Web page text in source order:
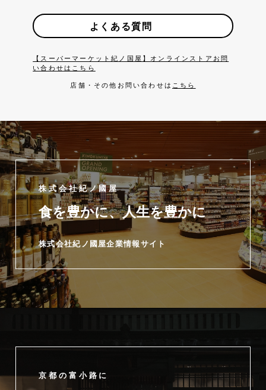
よくある質問
【スーパーマーケット紀ノ国屋】オンラインストアお問
い合わせはこちら
店舗・その他お問い合わせは こちら
株式会社紀ノ國屋
食を豊かに、人生を豊かに
株式会社紀ノ國屋企業情報サイト
京都の富小路に